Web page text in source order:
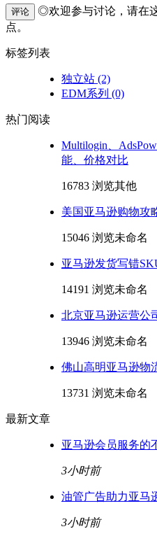
评论
◎欢迎参与讨论，请在
点。
标签列表
独立站 (2)
EDM系列 (0)
热门阅读
Multilogin、
能、价格对比
16783 浏览其他
美国亚马逊购物攻
15046 浏览未命名
亚马逊发货写错
14191 浏览未命名
北京亚马逊运营公
13946 浏览未命名
佛山高明亚马逊物
13731 浏览未命名
最新文章
亚马逊会员服务的
3小时前
油管广告助力亚马
3小时前